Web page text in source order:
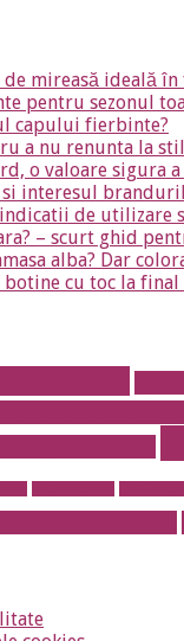
mireasă ideală
pentru sezonul
capului fierbinte?
a nu renunta la
o valoare sigura a
si interesul
indicatii de utilizare
– scurt ghid
alba? Dar
botine cu toc la final